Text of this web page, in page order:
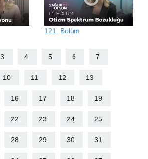
121. Bölüm
3 4 5 6 7
10 11 12 13
16 17 18 19
22 23 24 25
28 29 30 31